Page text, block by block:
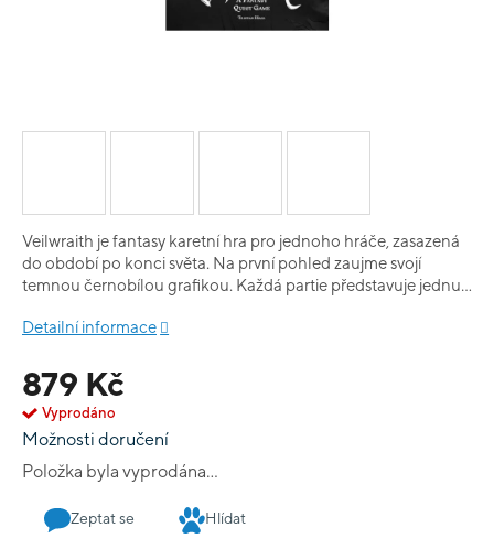
879 Kč
Vyprodáno
Možnosti doručení
Položka byla vyprodána…
Veilwraith je fantasy karetní hra pro jednoho hráče, zasazená
do období po konci světa. Na první pohled zaujme svojí
temnou černobílou grafikou. Každá partie představuje jednu
kapitole musí hráč najít 5 klíčů a porazit nepřátele. Jakmile
portálu času a vyhrát hru. Obsah krabice: 20 žetonů síly, 20
krystalů, 10 oddělovačů, 122 karet a jiné.
Detailní informace
Zeptat se Hlídat